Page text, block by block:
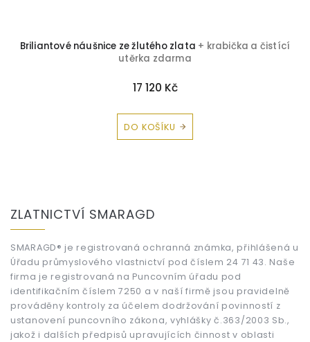
Briliantové náušnice ze žlutého zlata + krabička a čistící
utěrka zdarma
17 120 Kč
DO KOŠÍKU
ZLATNICTVÍ SMARAGD
SMARAGD® je registrovaná ochranná známka, přihlášená u
Úřadu průmyslového vlastnictví pod číslem 24 71 43. Naše
firma je registrovaná na Puncovním úřadu pod
identifikačním číslem 7250 a v naší firmě jsou pravidelně
prováděny kontroly za účelem dodržování povinností z
ustanovení puncovního zákona, vyhlášky č.363/2003 Sb.,
jakož i dalších předpisů upravujících činnost v oblasti